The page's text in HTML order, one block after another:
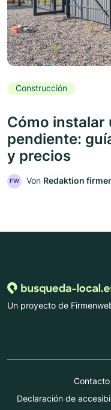
Construcción
Cómo instalar
pendiente:
y precios
FW Von Redaktion
Un proyecto de
Contacto
Declaración de